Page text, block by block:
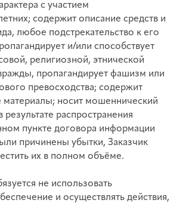
с участием
содержит описание средств и
любое подстрекательство к его
и/или способствует
религиозной, этнической
пропагандирует фашизм или
превосходства; содержит
материалы; носит мошеннический
результате распространения
пункте договора информации
причинены убытки, Заказчик
их в полном объёме.
не использовать
и осуществлять действия,